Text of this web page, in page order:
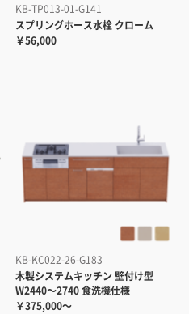
KB-TP013-01-G141
スプリングホース水栓 クローム
￥56,000
KB-KC022-26-G183
木製システムキッチン 壁付け型
W2440～2740 食洗機仕様
￥375,000～